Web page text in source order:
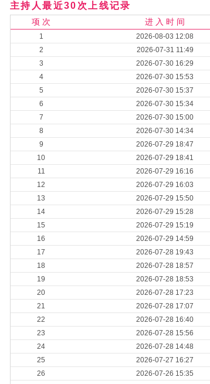
主持人最近30次上线记录
项 次 进 入 时 间
1 2026-08-03 12:08
2
2026-07-31 11:49
3
2026-07-30 16:29
4
2026-07-30 15:53
5
2026-07-30 15:37
6
2026-07-30 15:34
7
2026-07-30 15:00
8
2026-07-30 14:34
9
2026-07-29 18:47
10
2026-07-29 18:41
11
2026-07-29 16:16
12
2026-07-29 16:03
13
2026-07-29 15:50
14
2026-07-29 15:28
15
2026-07-29 15:19
16
2026-07-29 14:59
17
2026-07-28 19:43
18
2026-07-28 18:57
19
2026-07-28 18:53
20
2026-07-28 17:23
21
2026-07-28 17:07
22
2026-07-28 16:40
23
2026-07-28 15:56
24
2026-07-28 14:48
25
2026-07-27 16:27
26
2026-07-26 15:35